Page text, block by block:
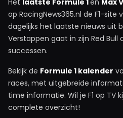
Christiaan
wagen. Dat heb ik
en politiek spelen
formule 1, maar
niets aan.
op RacingNews365.nl de F1-site
dagelijks het laatste nieuws uit
Verstappen gaat in zijn Red
successen.
Bekijk de Formule 1 kalender
races, met uitgebreide
time informatie. Wil je F1 op TV
complete overzicht!